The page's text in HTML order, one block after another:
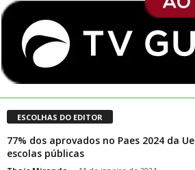
ESCOLHAS DO EDITOR
77% dos aprovados no Paes 2024 da
escolas públicas